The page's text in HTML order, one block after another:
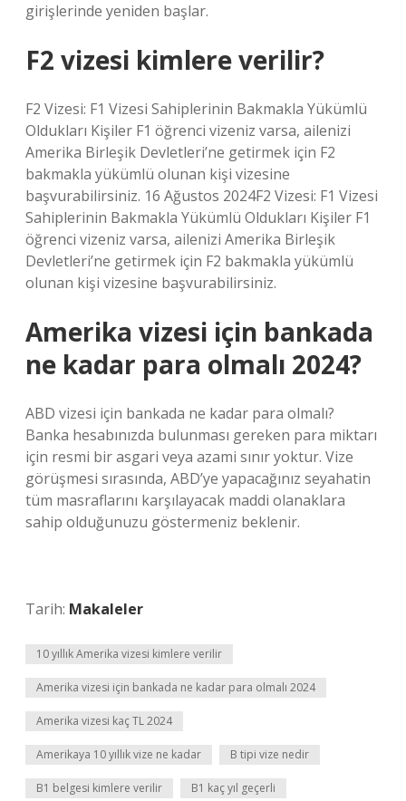
girişlerinde yeniden başlar.
F2 vizesi kimlere verilir?
F2 Vizesi: F1 Vizesi Sahiplerinin Bakmakla Yükümlü
Oldukları Kişiler F1 öğrenci vizeniz varsa, ailenizi
Amerika Birleşik Devletleri’ne getirmek için F2
bakmakla yükümlü olunan kişi vizesine
başvurabilirsiniz. 16 Ağustos 2024F2 Vizesi: F1 Vizesi
Sahiplerinin Bakmakla Yükümlü Oldukları Kişiler F1
öğrenci vizeniz varsa, ailenizi Amerika Birleşik
Devletleri’ne getirmek için F2 bakmakla yükümlü
olunan kişi vizesine başvurabilirsiniz.
Amerika vizesi için bankada
ne kadar para olmalı 2024?
ABD vizesi için bankada ne kadar para olmalı?
Banka hesabınızda bulunması gereken para miktarı
için resmi bir asgari veya azami sınır yoktur. Vize
görüşmesi sırasında, ABD’ye yapacağınız seyahatin
tüm masraflarını karşılayacak maddi olanaklara
sahip olduğunuzu göstermeniz beklenir.
Tarih: Makaleler
10 yıllık Amerika vizesi kimlere verilir
Amerika vizesi için bankada ne kadar para olmalı 2024
Amerika vizesi kaç TL 2024
Amerikaya 10 yıllık vize ne kadar B tipi vize nedir
B1 belgesi kimlere verilir B1 kaç yıl geçerli